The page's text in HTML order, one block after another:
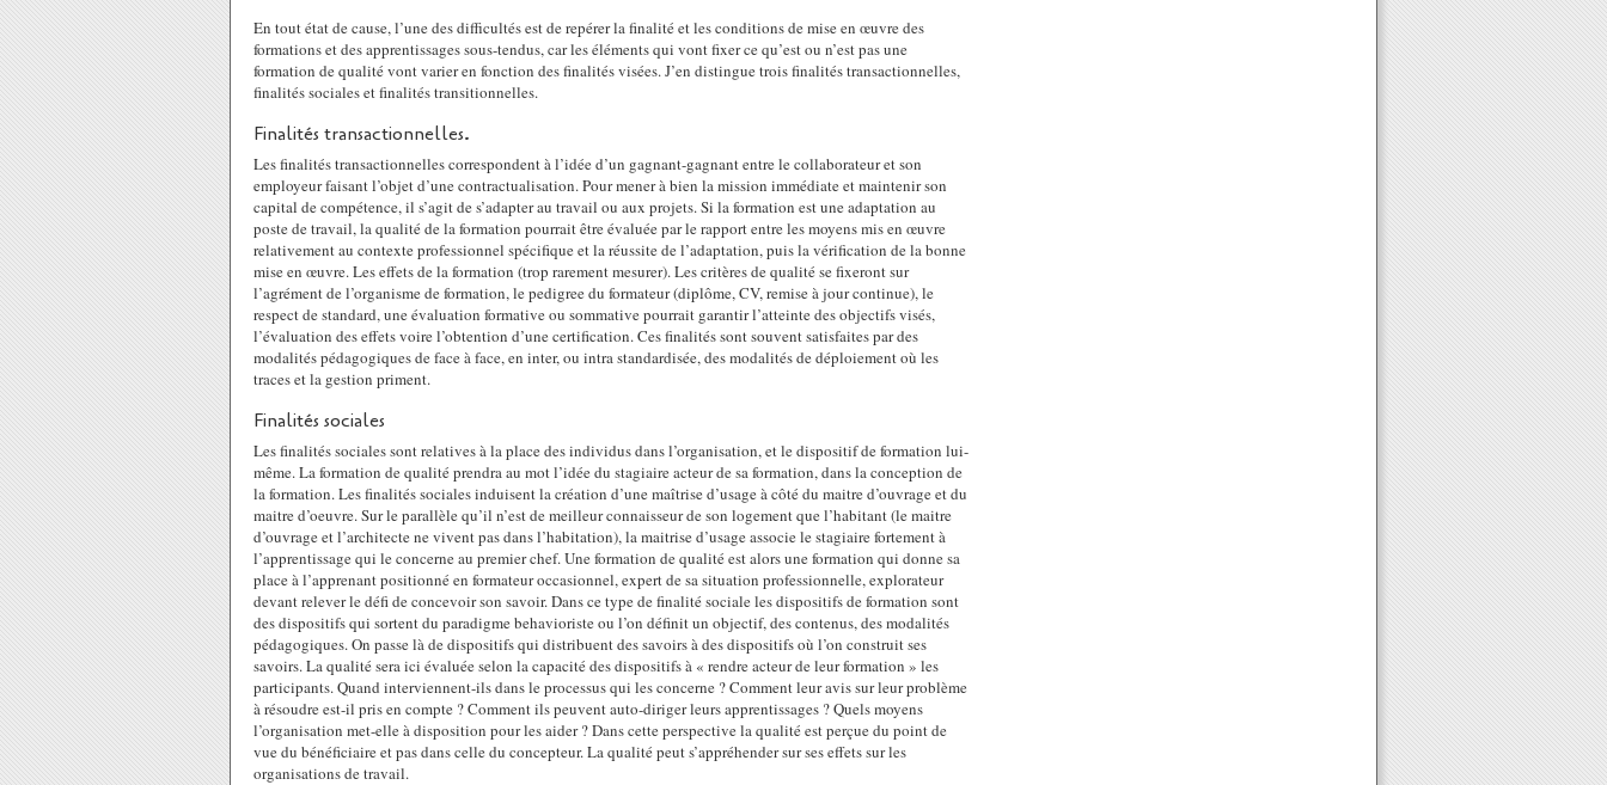
En tout état de cause, l’une des difficultés est de repérer la finalité et les conditions de mise en œuvre des
formations et des apprentissages sous-tendus, car les éléments qui vont fixer ce qu’est ou n’est pas une
formation de qualité vont varier en fonction des finalités visées. J’en distingue trois finalités transactionnelles,
finalités sociales et finalités transitionnelles.
Finalités transactionnelles.
Les finalités transactionnelles correspondent à l’idée d’un gagnant-gagnant entre le collaborateur et son
employeur faisant l’objet d’une contractualisation. Pour mener à bien la mission immédiate et maintenir son
capital de compétence, il s’agit de s’adapter au travail ou aux projets. Si la formation est une adaptation au
poste de travail, la qualité de la formation pourrait être évaluée par le rapport entre les moyens mis en œuvre
relativement au contexte professionnel spécifique et la réussite de l’adaptation, puis la vérification de la bonne
mise en œuvre. Les effets de la formation (trop rarement mesurer). Les critères de qualité se fixeront sur
l’agrément de l’organisme de formation, le pedigree du formateur (diplôme, CV, remise à jour continue), le
respect de standard, une évaluation formative ou sommative pourrait garantir l’atteinte des objectifs visés,
l’évaluation des effets voire l’obtention d’une certification. Ces finalités sont souvent satisfaites par des
modalités pédagogiques de face à face, en inter, ou intra standardisée, des modalités de déploiement où les
traces et la gestion priment.
Finalités sociales
Les finalités sociales sont relatives à la place des individus dans l’organisation, et le dispositif de formation lui-
même. La formation de qualité prendra au mot l’idée du stagiaire acteur de sa formation, dans la conception de
la formation. Les finalités sociales induisent la création d’une maîtrise d’usage à côté du maitre d’ouvrage et du
maitre d’oeuvre. Sur le parallèle qu’il n’est de meilleur connaisseur de son logement que l’habitant (le maitre
d’ouvrage et l’architecte ne vivent pas dans l’habitation), la maitrise d’usage associe le stagiaire fortement à
l’apprentissage qui le concerne au premier chef. Une formation de qualité est alors une formation qui donne sa
place à l’apprenant positionné en formateur occasionnel, expert de sa situation professionnelle, explorateur
devant relever le défi de concevoir son savoir. Dans ce type de finalité sociale les dispositifs de formation sont
des dispositifs qui sortent du paradigme behavioriste ou l’on définit un objectif, des contenus, des modalités
pédagogiques. On passe là de dispositifs qui distribuent des savoirs à des dispositifs où l’on construit ses
savoirs. La qualité sera ici évaluée selon la capacité des dispositifs à « rendre acteur de leur formation » les
participants. Quand interviennent-ils dans le processus qui les concerne ? Comment leur avis sur leur problème
à résoudre est-il pris en compte ? Comment ils peuvent auto-diriger leurs apprentissages ? Quels moyens
l’organisation met-elle à disposition pour les aider ? Dans cette perspective la qualité est perçue du point de
vue du bénéficiaire et pas dans celle du concepteur. La qualité peut s’appréhender sur ses effets sur les
organisations de travail.